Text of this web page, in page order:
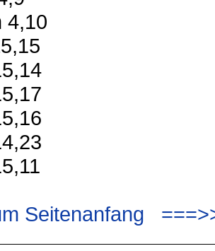
4,10
Seitenanfang